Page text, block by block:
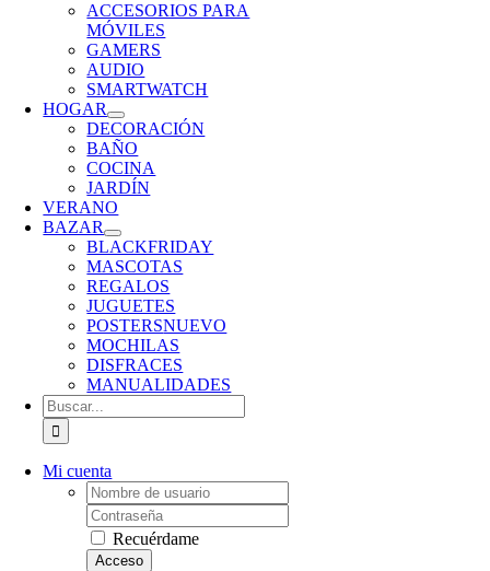
ACCESORIOS PARA
MÓVILES
GAMERS
AUDIO
SMARTWATCH
HOGAR
DECORACIÓN
BAÑO
COCINA
JARDÍN
VERANO
BAZAR
BLACKFRIDAY
MASCOTAS
REGALOS
JUGUETES
POSTERSNUEVO
MOCHILAS
DISFRACES
MANUALIDADES
Buscar:
Mi cuenta
Username:
Password:
Recuérdame